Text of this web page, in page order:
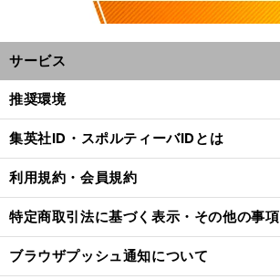
サービス
推奨環境
集英社ID・スポルティーバIDとは
利用規約・会員規約
特定商取引法に基づく表示・その他の事項
ブラウザプッシュ通知について